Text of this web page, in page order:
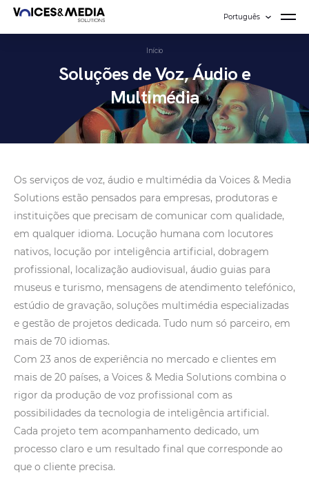
Português
Início
Soluções de Voz, Áudio e
Multimédia
Os serviços de voz, áudio e multimédia da Voices & Media
Solutions estão pensados para empresas, produtoras e
instituições que precisam de comunicar com qualidade,
em qualquer idioma. Locução humana com locutores
nativos, locução por inteligência artificial, dobragem
profissional, localização audiovisual, áudio guias para
museus e turismo, mensagens de atendimento telefónico,
estúdio de gravação, soluções multimédia especializadas
e gestão de projetos dedicada. Tudo num só parceiro, em
mais de 70 idiomas.
Com 23 anos de experiência no mercado e clientes em
mais de 20 países, a Voices & Media Solutions combina o
rigor da produção de voz profissional com as
possibilidades da tecnologia de inteligência artificial.
Cada projeto tem acompanhamento dedicado, um
processo claro e um resultado final que corresponde ao
que o cliente precisa.